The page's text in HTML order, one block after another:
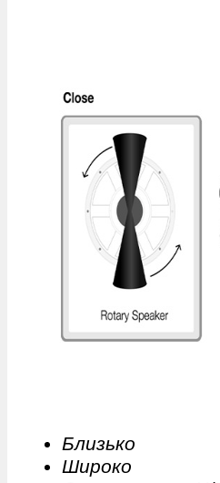
Близько
Широко